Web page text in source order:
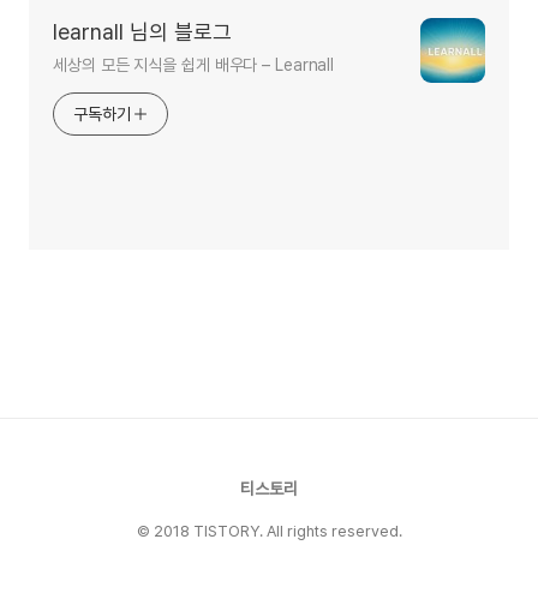
learnall 님의 블로그
세상의 모든 지식을 쉽게 배우다 – Learnall
구독하기
티스토리
© 2018 TISTORY. All rights reserved.